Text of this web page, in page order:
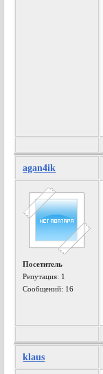
agan4ik
Посетитель
Репутация: 1
Сообщений: 16
klaus